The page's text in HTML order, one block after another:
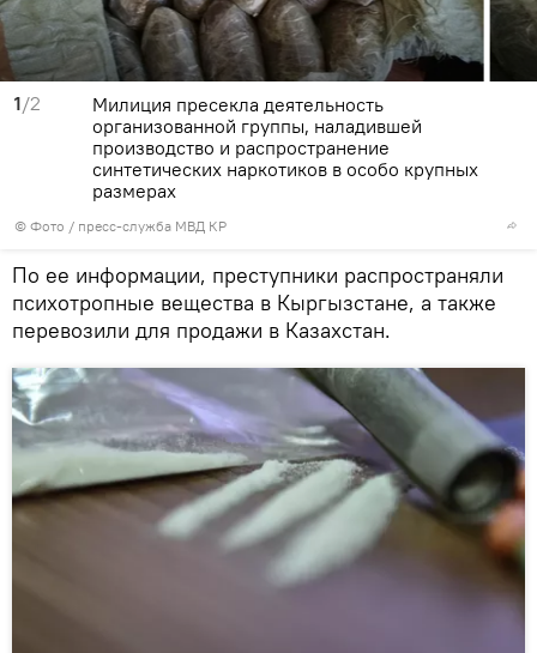
1/2
© Фото / пресс-служба МВД КР
Милиция пресекла деятельность
организованной группы, наладившей
производство и распространение
синтетических наркотиков в особо крупных
размерах
По ее информации, преступники распространяли
психотропные вещества в Кыргызстане, а также
перевозили для продажи в Казахстан.